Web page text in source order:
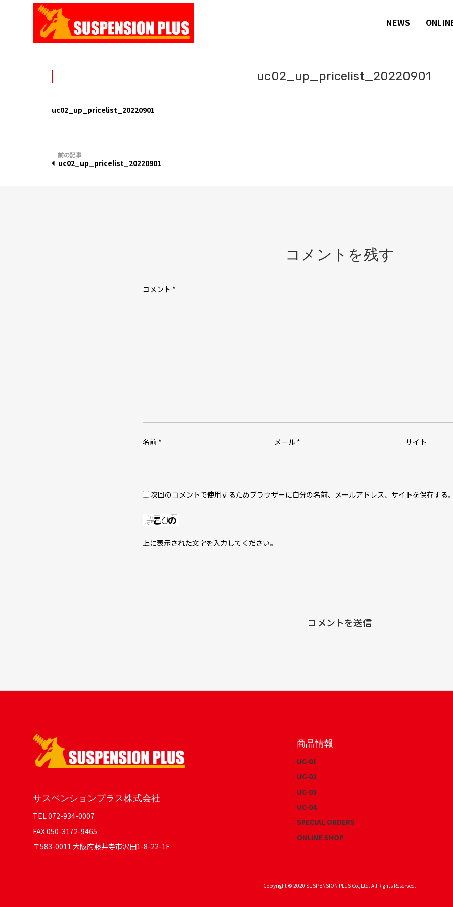
NEWS
uc02_up_pricelist_20220901
uc02_up_pricelist_20220901
投
稿uc02_up_pricelist_20220901
コメントを残す
コメント *
名前 * メール * サイト
次回のコメントで使用するためブラウザーに自分の名前、メールアドレス、サイトを保存する
上に表示された文字を入力してください。
サスペンションプラス株式会社
TEL 072-934-0007
FAX 050-3172-9465
〒583-0011 大阪府藤井寺市沢田1-8-22-1F
商品情報
UC-01
UC-02
UC-03
UC-04
SPECIAL ORDERS
ONLINE SHOP
Copyright © 2020 SUSPENSION PLUS Co.,Ltd. All Rights Reserved.